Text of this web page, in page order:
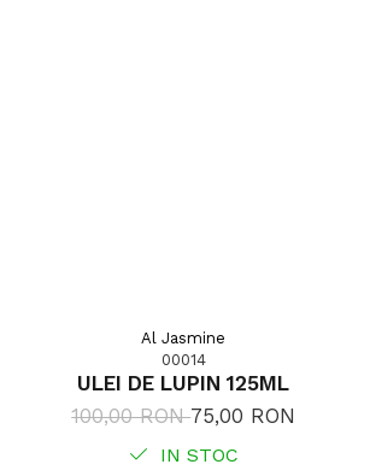
Al Jasmine
00014
ULEI DE LUPIN 125ML
100,00 RON75,00 RON
IN STOC